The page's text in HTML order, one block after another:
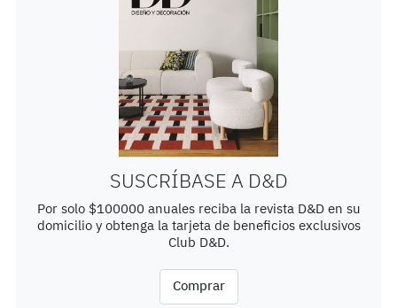
SUSCRÍBASE A D&D
Por solo $100000 anuales reciba la revista D&D en su
domicilio y obtenga la tarjeta de beneficios exclusivos
Club D&D.
Comprar